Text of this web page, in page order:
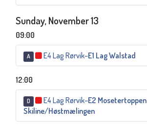
Sunday, November 13
09:00
A E4 Lag Rørvik–E1 Lag Walstad
12:00
D E4 Lag Rørvik–E2 Mosetertoppen
Skiline/Høstmælingen